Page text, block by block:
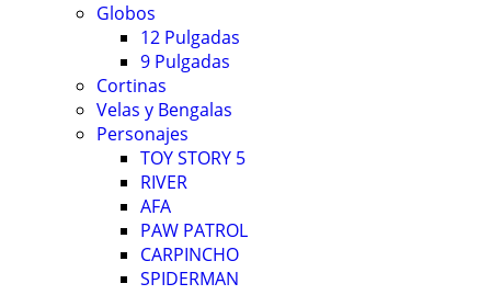
Globos
12 Pulgadas
9 Pulgadas
Cortinas
Velas y Bengalas
Personajes
TOY STORY 5
RIVER
AFA
PAW PATROL
CARPINCHO
SPIDERMAN